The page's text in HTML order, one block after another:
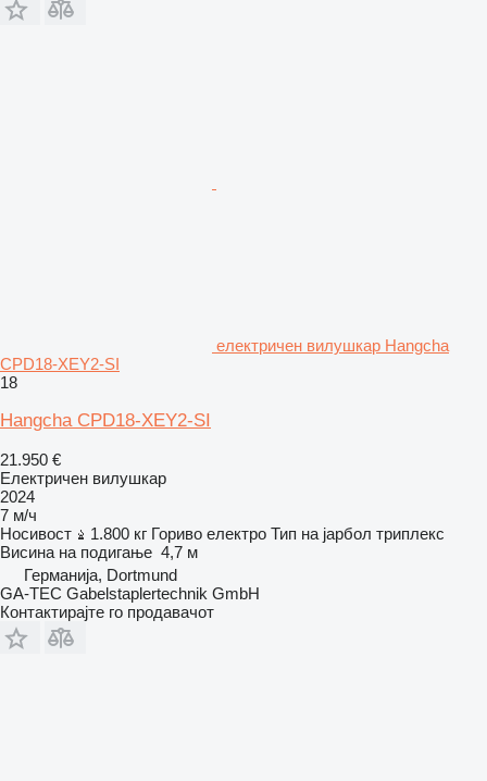
електричен вилушкар Hangcha
CPD18-XEY2-SI
18
Hangcha CPD18-XEY2-SI
21.950 €
Електричен вилушкар
2024
7 м/ч
Носивост
1.800 кг Гориво електро Тип на јарбол триплекс
Висина на подигање 4,7 м
Германија, Dortmund
GA-TEC Gabelstaplertechnik GmbH
Контактирајте го продавачот